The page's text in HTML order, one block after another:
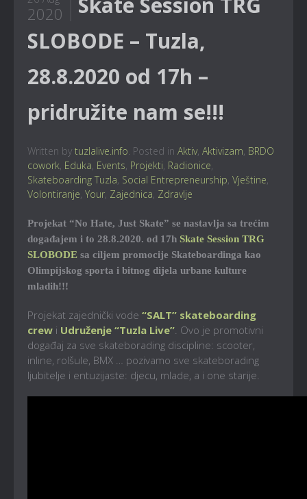
2020
SLOBODE – Tuzla,
28.8.2020 od 17h –
pridružite nam se!!!
Written by tuzlalive.info. Posted in Aktiv, Aktivizam, BRDO
cowork, Eduka, Events, Projekti, Radionice,
Skateboarding Tuzla, Social Entrepreneurship, Vještine,
Volontiranje, Your, Zajednica, Zdravlje
Projekat “No Hate, Just Skate” se nastavlja sa trećim
događajem i to 28.8.2020. od 17h Skate Session TRG
SLOBODE sa ciljem promocije Skateboardinga kao
Olimpijskog sporta i bitnog dijela urbane kulture
mladih!!!
Projekat zajednički vode “SALT” skateboarding
crew i Udruženje “Tuzla Live”. Ovo je promotivni
događaj za sve skateborading discipline: scooter,
inline, rolšule, BMX … pozivamo sve skateborading
ljubitelje i entuzijaste: djecu, mlade, a i one starije.